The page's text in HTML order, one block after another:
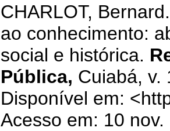
CHARLOT,
ao conhecimento:
social e histórica.
Pública, Cuiabá, v.
Disponível em:
Acesso em: 10 nov.